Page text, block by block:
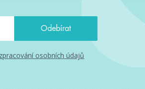
osobních údajů